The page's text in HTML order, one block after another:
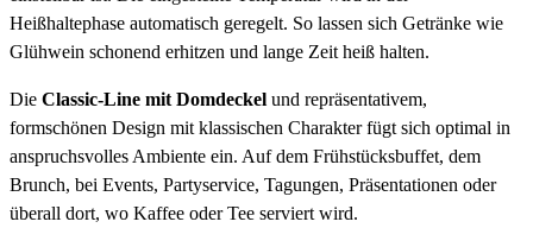
Heißhaltephase automatisch geregelt. So lassen sich Getränke wie
Glühwein schonend erhitzen und lange Zeit heiß halten.
Die Classic-Line mit Domdeckel und repräsentativem,
formschönen Design mit klassischen Charakter fügt sich optimal in
anspruchsvolles Ambiente ein. Auf dem Frühstücksbuffet, dem
Brunch, bei Events, Partyservice, Tagungen, Präsentationen oder
überall dort, wo Kaffee oder Tee serviert wird.